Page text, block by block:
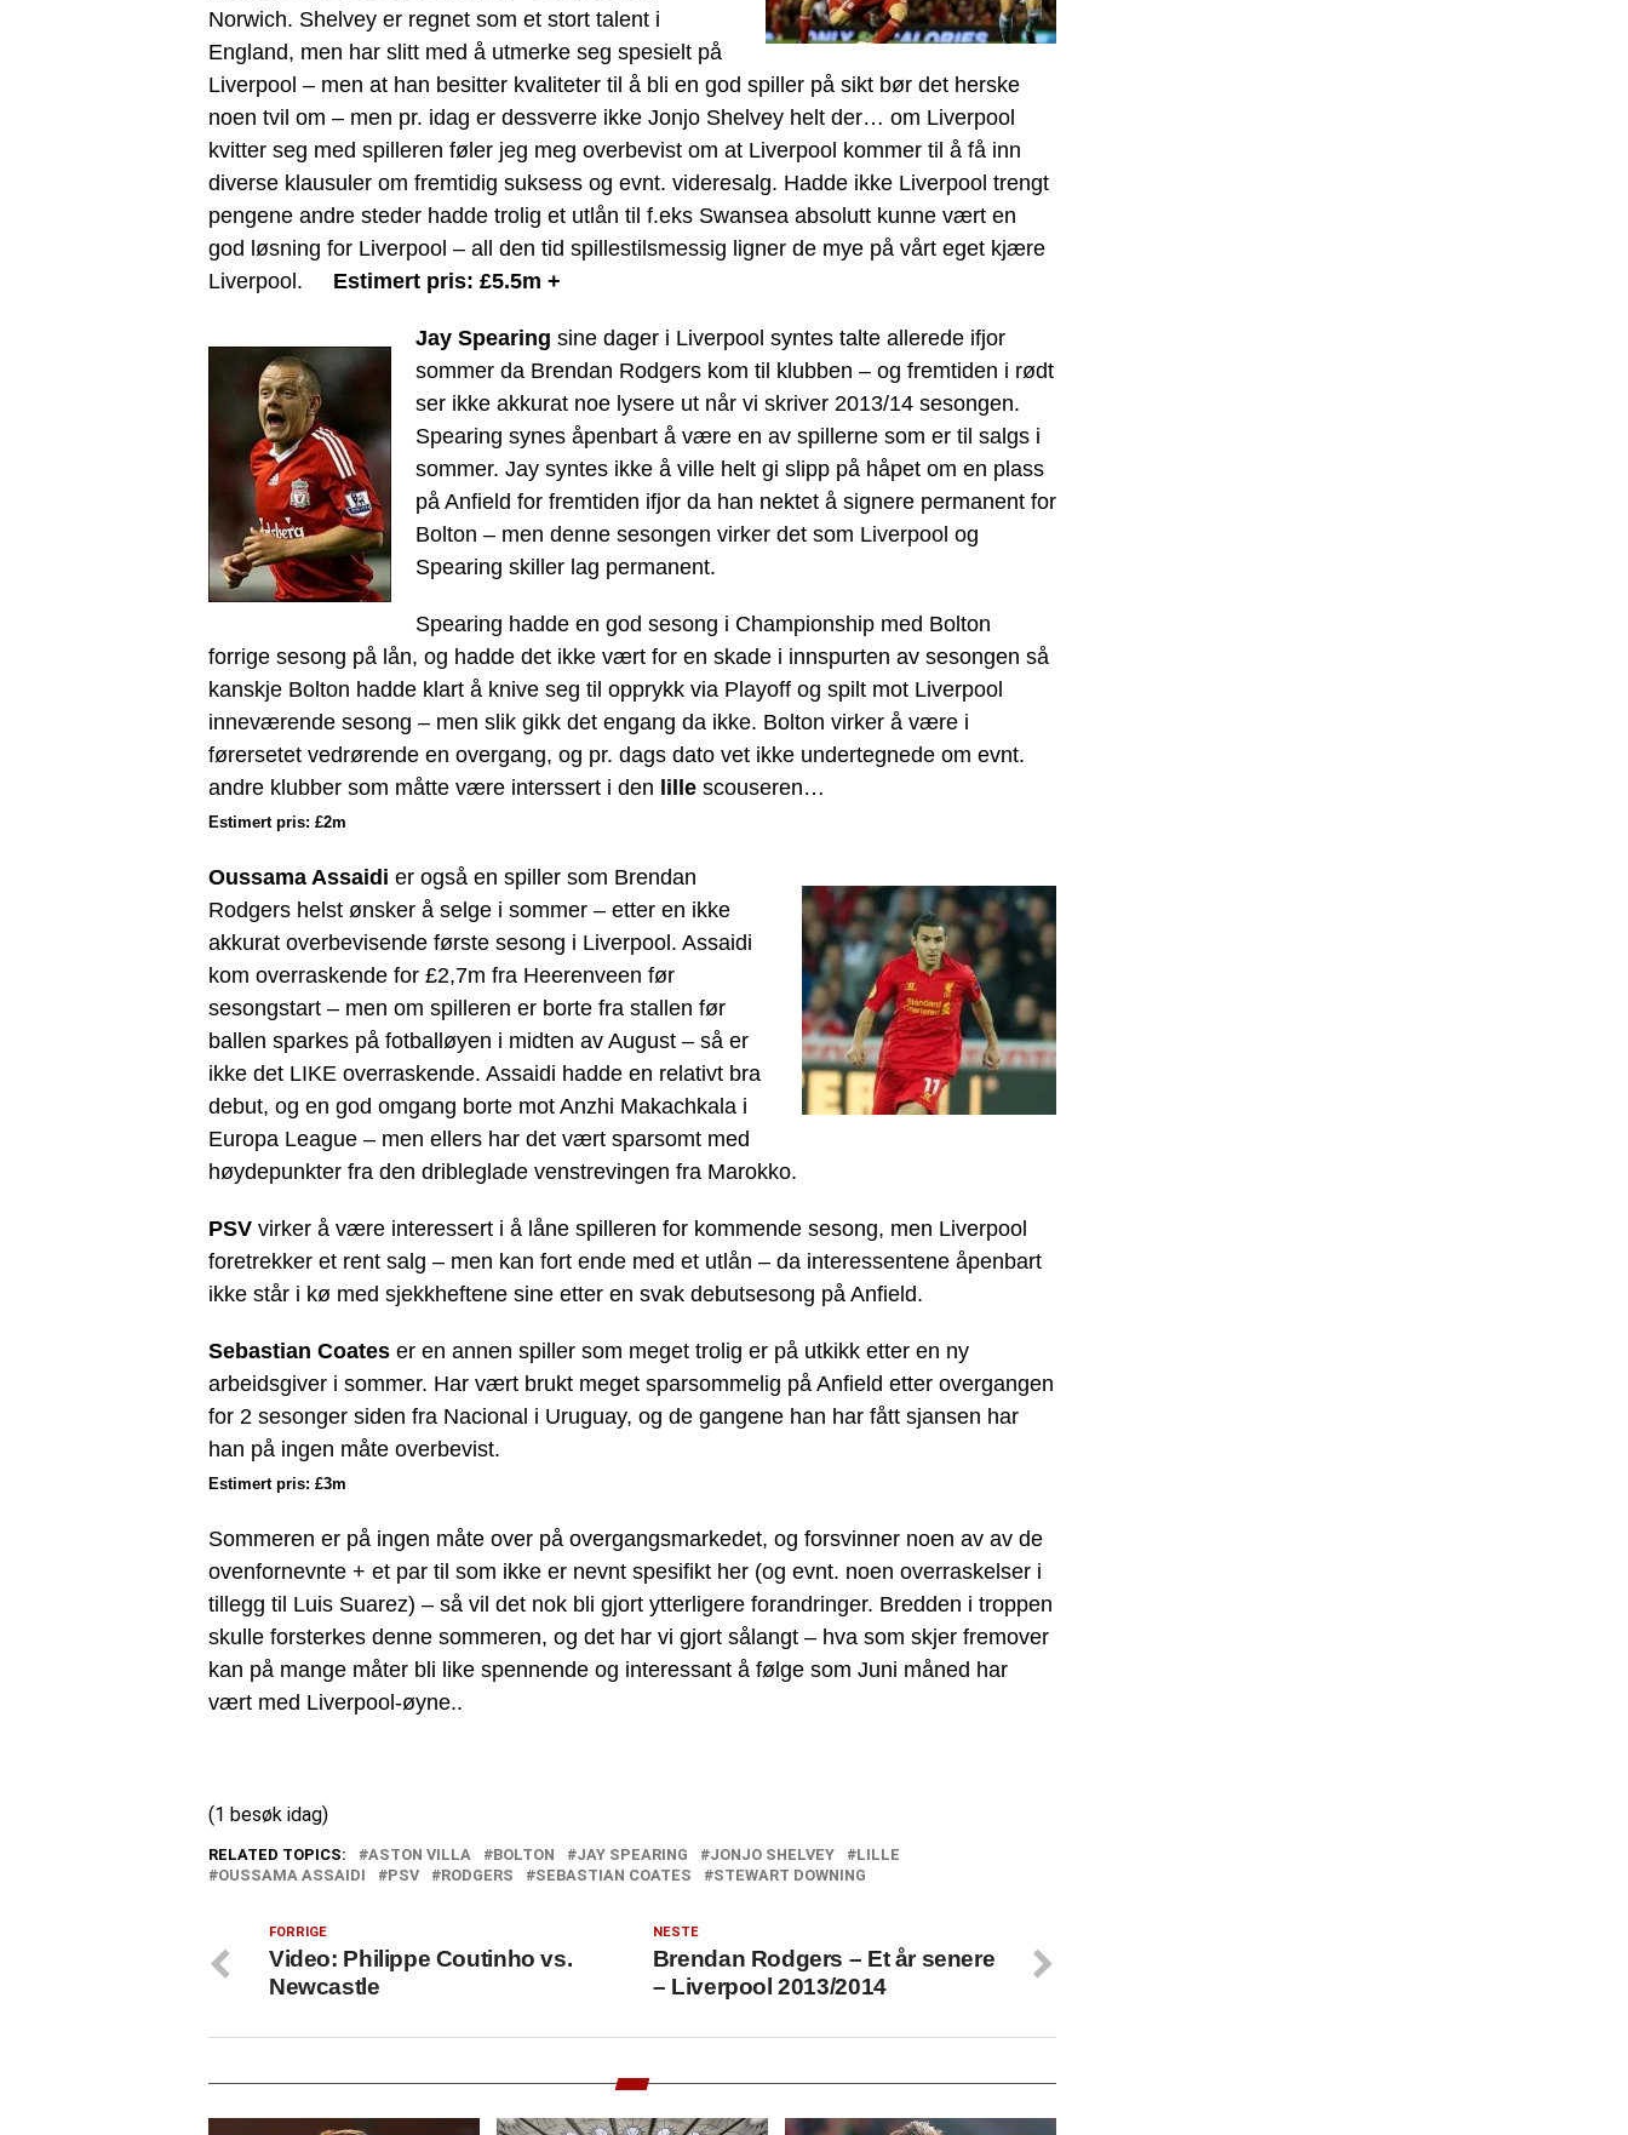
Norwich. Shelvey er regnet som et stort talent i
England, men har slitt med å utmerke seg spesielt på
Liverpool – men at han besitter kvaliteter til å bli en god spiller på sikt bør det herske
noen tvil om – men pr. idag er dessverre ikke Jonjo Shelvey helt der… om Liverpool
kvitter seg med spilleren føler jeg meg overbevist om at Liverpool kommer til å få inn
diverse klausuler om fremtidig suksess og evnt. videresalg. Hadde ikke Liverpool trengt
pengene andre steder hadde trolig et utlån til f.eks Swansea absolutt kunne vært en
god løsning for Liverpool – all den tid spillestilsmessig ligner de mye på vårt eget kjære
Liverpool. Estimert pris: £5.5m +
Jay Spearing sine dager i Liverpool syntes talte allerede ifjor
sommer da Brendan Rodgers kom til klubben – og fremtiden i rødt
ser ikke akkurat noe lysere ut når vi skriver 2013/14 sesongen.
Spearing synes åpenbart å være en av spillerne som er til salgs i
sommer. Jay syntes ikke å ville helt gi slipp på håpet om en plass
på Anfield for fremtiden ifjor da han nektet å signere permanent for
Bolton – men denne sesongen virker det som Liverpool og
Spearing skiller lag permanent.
Spearing hadde en god sesong i Championship med Bolton
forrige sesong på lån, og hadde det ikke vært for en skade i innspurten av sesongen så
kanskje Bolton hadde klart å knive seg til opprykk via Playoff og spilt mot Liverpool
inneværende sesong – men slik gikk det engang da ikke. Bolton virker å være i
førersetet vedrørende en overgang, og pr. dags dato vet ikke undertegnede om evnt.
andre klubber som måtte være interssert i den lille scouseren…
Estimert pris: £2m
Oussama Assaidi er også en spiller som Brendan
Rodgers helst ønsker å selge i sommer – etter en ikke
akkurat overbevisende første sesong i Liverpool. Assaidi
kom overraskende for £2,7m fra Heerenveen før
sesongstart – men om spilleren er borte fra stallen før
ballen sparkes på fotballøyen i midten av August – så er
ikke det LIKE overraskende. Assaidi hadde en relativt bra
debut, og en god omgang borte mot Anzhi Makachkala i
Europa League – men ellers har det vært sparsomt med
høydepunkter fra den dribleglade venstrevingen fra Marokko.
PSV virker å være interessert i å låne spilleren for kommende sesong, men Liverpool
foretrekker et rent salg – men kan fort ende med et utlån – da interessentene åpenbart
ikke står i kø med sjekkheftene sine etter en svak debutsesong på Anfield.
Sebastian Coates er en annen spiller som meget trolig er på utkikk etter en ny
arbeidsgiver i sommer. Har vært brukt meget sparsommelig på Anfield etter overgangen
for 2 sesonger siden fra Nacional i Uruguay, og de gangene han har fått sjansen har
han på ingen måte overbevist.
Estimert pris: £3m
Sommeren er på ingen måte over på overgangsmarkedet, og forsvinner noen av av de
ovenfornevnte + et par til som ikke er nevnt spesifikt her (og evnt. noen overraskelser i
tillegg til Luis Suarez) – så vil det nok bli gjort ytterligere forandringer. Bredden i troppen
skulle forsterkes denne sommeren, og det har vi gjort sålangt – hva som skjer fremover
kan på mange måter bli like spennende og interessant å følge som Juni måned har
vært med Liverpool-øyne..
(1 besøk idag)
RELATED TOPICS: ASTON VILLA BOLTON JAY SPEARING JONJO SHELVEY
LILLE
OUSSAMA ASSAIDI
PSV RODGERS SEBASTIAN COATES STEWART DOWNING
NESTE
Brendan Rodgers – Et år senere
– Liverpool 2013/2014
FORRIGE
Video: Philippe Coutinho vs.
Newcastle